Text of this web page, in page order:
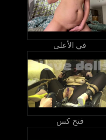
في الأعلى
فتح كس